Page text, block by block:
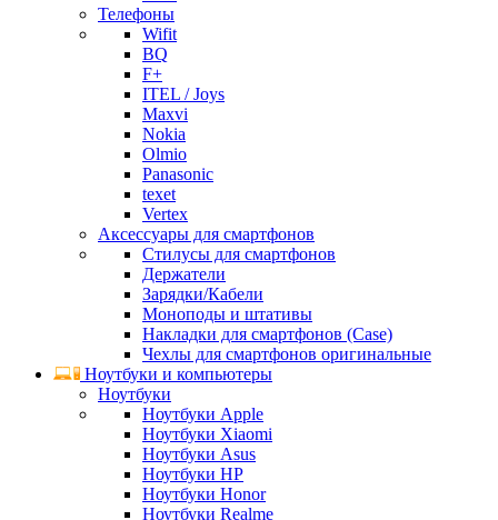
Телефоны
Wifit
BQ
F+
ITEL / Joys
Maxvi
Nokia
Olmio
Panasonic
texet
Vertex
Аксессуары для смартфонов
Стилусы для смартфонов
Держатели
Зарядки/Кабели
Моноподы и штативы
Накладки для смартфонов (Case)
Чехлы для смартфонов оригинальные
Ноутбуки и компьютеры
Ноутбуки
Ноутбуки Apple
Ноутбуки Xiaomi
Ноутбуки Asus
Ноутбуки HP
Ноутбуки Honor
Ноутбуки Realme